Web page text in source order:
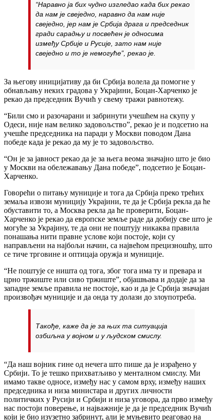
“Наравно ја бих чудно изгледао када бих рекао
да нам је свеједно, наравно да нам није
свеједно, јер нам је Србија драга и председник
гради сарадњу и посвећен је односима
између Србије и Русије, зато нам није
свеједно и то је немогуће”, рекао је.
За његову иницијативу да би Србија волела да помогне у
обнављању неких градова у Украјини, Боцан-Харченко је
рекао да председник Вучић у свему тражи равнотежу.
“Били смо и разочарани и забринути учешћем на скупу у
Одеси, није нам велико задовољство”, рекао је и подсетио на
учешће председника на паради у Москви поводом Дана
победе када је рекао да му је то задовољство.
“Он је за јавност рекао да је за њега веома значајно што је био
у Москви на обележавању Дана победе”, подсетио је Боцан-
Харченко.
Говорећи о питању муниције и тога да Србија преко трећих
земаља извози муницију Украјини, те да је Србија рекла да ће
обуставити то, а Москва рекла да ће проверити, Боцан-
Харченко је рекао да европске земље раде да добију све што је
могуће за Украјину, те да они не поштују никаква правила
понашања нити правне услове који постоје, који су
направљени на најбољи начин, са највећом прецизношћу, што
се тиче трговине и оптицаја оружја и муниције.
“Не поштује се ништа од тога, због тога има ту и превара и
црно тржиште или сиво тржиште”, објашњава и додаје да за
западне земље правила не постоје, као и да је Србија значајан
произвођач муниције и да онда ту долази до злоупотреба.
Такође, каже да је за њих та ситуација
озбиљна у војном и у људском смислу.
“Да наш војник гине од нечега што пише да је израђено у
Србији. То је тешко прихватљиво у менталном смислу. Ми
имамо такве односе, између нас у самом врху, између наших
председника и низа министара и других личности
политичких у Русији и Србији и низа уговора, да прво између
нас постоји поверење, и најважније је да је председник Вучић
који је био изузетно забринут, али је муњевито реаговао на